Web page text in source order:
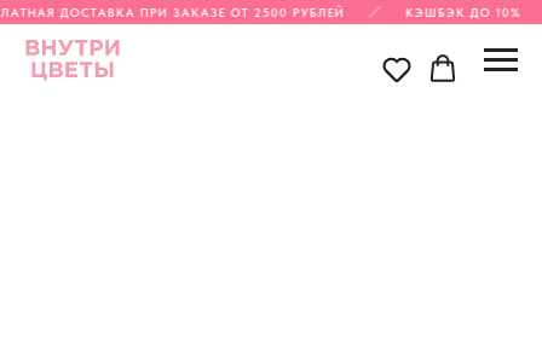
ДОСТАВКА ПРИ ЗАКАЗЕ ОТ 2500 РУБЛЕЙ КЭШБЭК ДО 10%